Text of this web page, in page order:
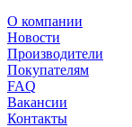
О компании
Новости
Производители
Покупателям
FAQ
Вакансии
Контакты